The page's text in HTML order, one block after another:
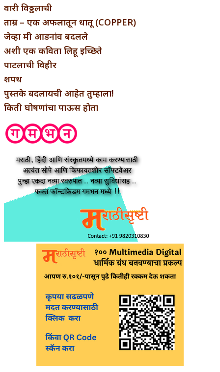
वारी विठ्ठलाची
ताम्र – एक अफलातून धातू (COPPER)
जेव्हा मी आडनांव बदलले
अशी एक कविता लिहू इच्छिते
पाटलाची विहीर
शपथ
पुस्तके बदलायची आहेत तुम्हाला!
किती घोषणांचा पाऊस होता